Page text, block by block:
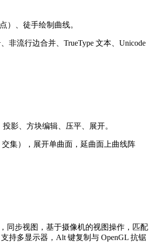
）、徒手绘制曲线。
流行边合并、TrueType 文本、Unicode
影、方块编辑、压平、展开。
集），展开单曲面，延曲面上曲线阵
同步视图，基于摄像机的视图操作，匹配
持多显示器，Alt 键复制与 OpenGL 抗锯